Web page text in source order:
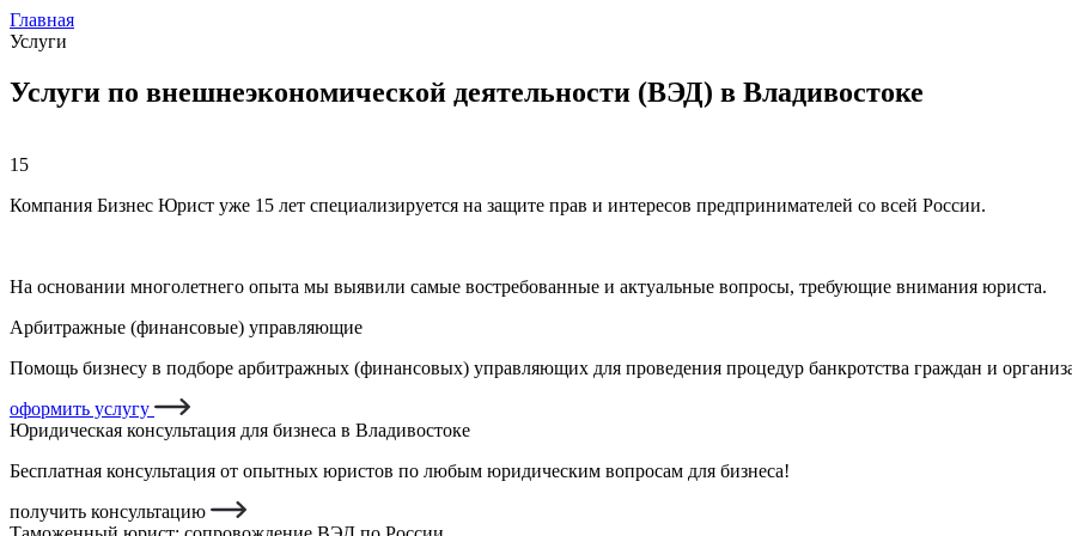
Главная
Услуги
Услуги по внешнеэкономической деятельности (ВЭД) в Владивостоке
15
Компания Бизнес Юрист уже 15 лет специализируется на защите прав и интересов предпринимателей со всей России.
На основании многолетнего опыта мы выявили самые востребованные и актуальные вопросы, требующие внимания юриста.
Арбитражные (финансовые) управляющие
Помощь бизнесу в подборе арбитражных (финансовых) управляющих для проведения процедур банкротства граждан и
оформить услугу
Юридическая консультация для бизнеса в Владивостоке
Бесплатная консультация от опытных юристов по любым юридическим вопросам для бизнеса!
получить консультацию